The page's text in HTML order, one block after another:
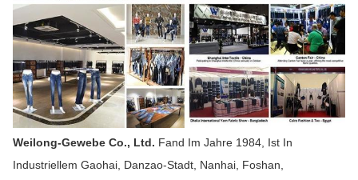
Weilong-Gewebe Co., Ltd. Fand Im Jahre 1984, Ist In
Industriellem Gaohai, Danzao-Stadt, Nanhai, Foshan,